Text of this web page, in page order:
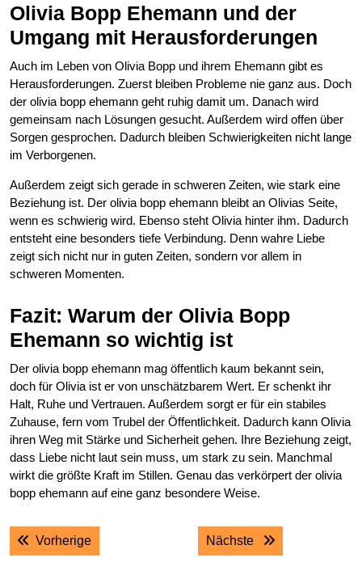
Olivia Bopp Ehemann und der
Umgang mit Herausforderungen
Auch im Leben von Olivia Bopp und ihrem Ehemann gibt es
Herausforderungen. Zuerst bleiben Probleme nie ganz aus. Doch
der olivia bopp ehemann geht ruhig damit um. Danach wird
gemeinsam nach Lösungen gesucht. Außerdem wird offen über
Sorgen gesprochen. Dadurch bleiben Schwierigkeiten nicht lange
im Verborgenen.
Außerdem zeigt sich gerade in schweren Zeiten, wie stark eine
Beziehung ist. Der olivia bopp ehemann bleibt an Olivias Seite,
wenn es schwierig wird. Ebenso steht Olivia hinter ihm. Dadurch
entsteht eine besonders tiefe Verbindung. Denn wahre Liebe
zeigt sich nicht nur in guten Zeiten, sondern vor allem in
schweren Momenten.
Fazit: Warum der Olivia Bopp
Ehemann so wichtig ist
Der olivia bopp ehemann mag öffentlich kaum bekannt sein,
doch für Olivia ist er von unschätzbarem Wert. Er schenkt ihr
Halt, Ruhe und Vertrauen. Außerdem sorgt er für ein stabiles
Zuhause, fern vom Trubel der Öffentlichkeit. Dadurch kann Olivia
ihren Weg mit Stärke und Sicherheit gehen. Ihre Beziehung zeigt,
dass Liebe nicht laut sein muss, um stark zu sein. Manchmal
wirkt die größte Kraft im Stillen. Genau das verkörpert der olivia
bopp ehemann auf eine ganz besondere Weise.
Post
navigation
VorherigePrevious post: Nächste Next post: